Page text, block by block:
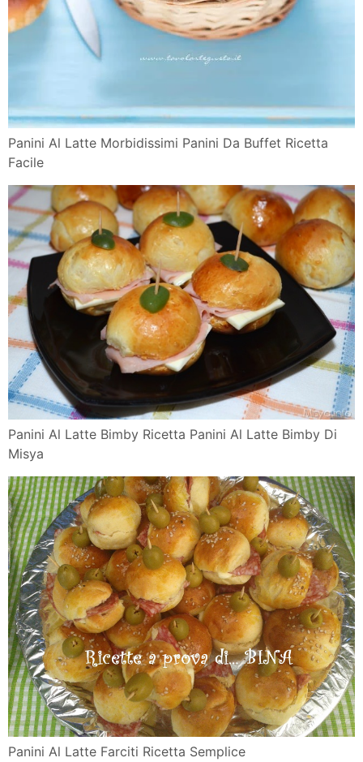
Panini Al Latte Morbidissimi Panini Da Buffet Ricetta
Facile
Panini Al Latte Bimby Ricetta Panini Al Latte Bimby Di
Misya
Panini Al Latte Farciti Ricetta Semplice